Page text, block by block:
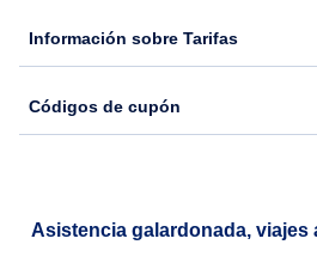
Flights from Nueva York to Hong
Flights from Nueva York to Lisboa
Información sobre Tarifas
Códigos de cupón
Asistencia galardonada, viajes